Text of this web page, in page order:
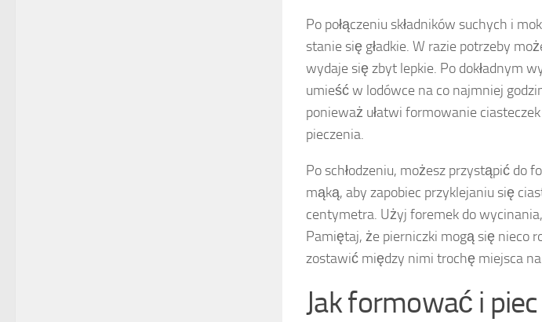
Po połączeniu składników suchych i
stanie się gładkie. W razie potrzeby
wydaje się zbyt lepkie. Po dokładnym
umieść w lodówce na co najmniej
ponieważ ułatwi formowanie
pieczenia.
Po schłodzeniu, możesz przystąpić do
mąką, aby zapobiec przyklejaniu się
centymetra. Użyj foremek do
Pamiętaj, że pierniczki mogą się nieco
zostawić między nimi trochę miejsca na
Jak formować i